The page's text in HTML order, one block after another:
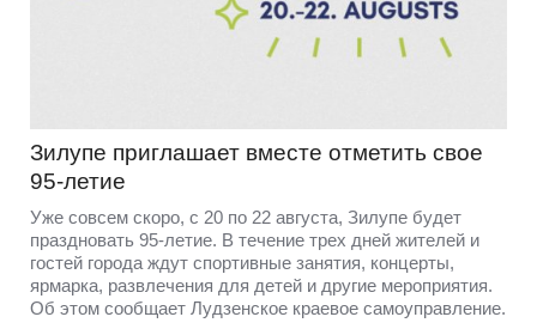
Зилупе приглашает вместе отметить свое
95-летие
Уже совсем скоро, с 20 по 22 августа, Зилупе будет
праздновать 95-летие. В течение трех дней жителей и
гостей города ждут спортивные занятия, концерты,
ярмарка, развлечения для детей и другие мероприятия.
Об этом сообщает Лудзенское краевое самоуправление.